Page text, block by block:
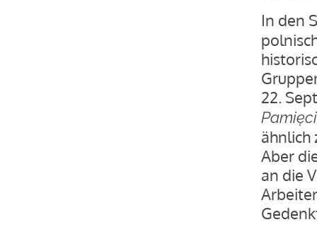
In den
22.
ähnlich
Aber
an die